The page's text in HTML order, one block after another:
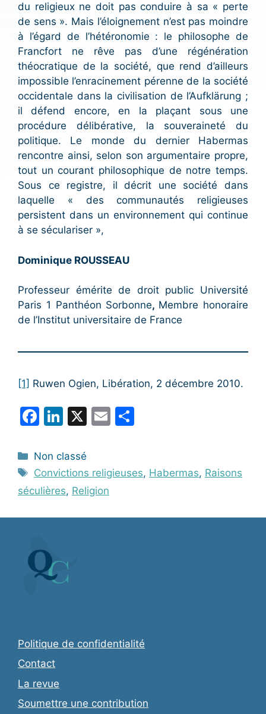
du religieux ne doit pas conduire à sa « perte
de sens ». Mais l’éloignement n’est pas moindre
à l’égard de l’hétéronomie : le philosophe de
Francfort ne rêve pas d’une régénération
théocratique de la société, que rend d’ailleurs
impossible l’enracinement pérenne de la société
occidentale dans la civilisation de l’Aufklärung ;
il défend encore, en la plaçant sous une
procédure délibérative, la souveraineté du
politique. Le monde du dernier Habermas
rencontre ainsi, selon son argumentaire propre,
tout un courant philosophique de notre temps.
Sous ce registre, il décrit une société dans
laquelle « des communautés religieuses
persistent dans un environnement qui continue
à se séculariser »,
Dominique ROUSSEAU
Professeur émérite de droit public Université
Paris 1 Panthéon Sorbonne, Membre honoraire
de l’Institut universitaire de France
[1] Ruwen Ogien, Libération, 2 décembre 2010.
F
c
e
b
k
Li
k
e
dI
X
E
l
g
Catégories
Non classé
Étiquettes
Convictions religieuses, Habermas, Raisons
séculières, Religion
Politique de confidentialité
Contact
La revue
Soumettre une contribution